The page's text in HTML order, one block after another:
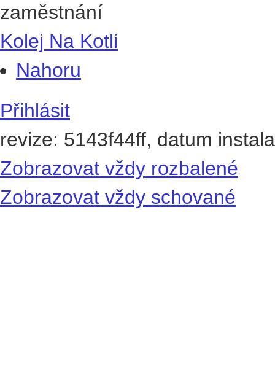
zaměstnání
Kolej Na Kotli
Nahoru
Přihlásit
revize: 5143f44ff, datum
Zobrazovat vždy rozbalené
Zobrazovat vždy schované